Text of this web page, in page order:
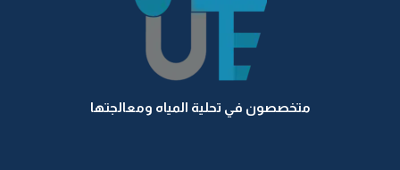
متخصصون في تحلية المياه ومعالجتها